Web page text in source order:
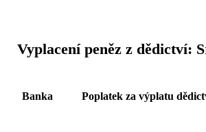
Vyplacení peněz z dědictví:
Banka Poplatek za výplatu